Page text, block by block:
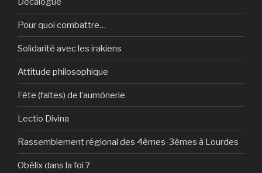
Pour quoi combattre…
Solidarité avec les irakiens
Attitude philosophique
Fête (faites) de l’aumônerie
Lectio Divina
Rassemblement régional des 4èmes-3èmes à Lourdes
Obélix dans la foi ?